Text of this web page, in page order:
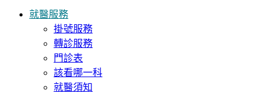
就醫服務
掛號服務
轉診服務
門診表
該看哪一科
就醫須知